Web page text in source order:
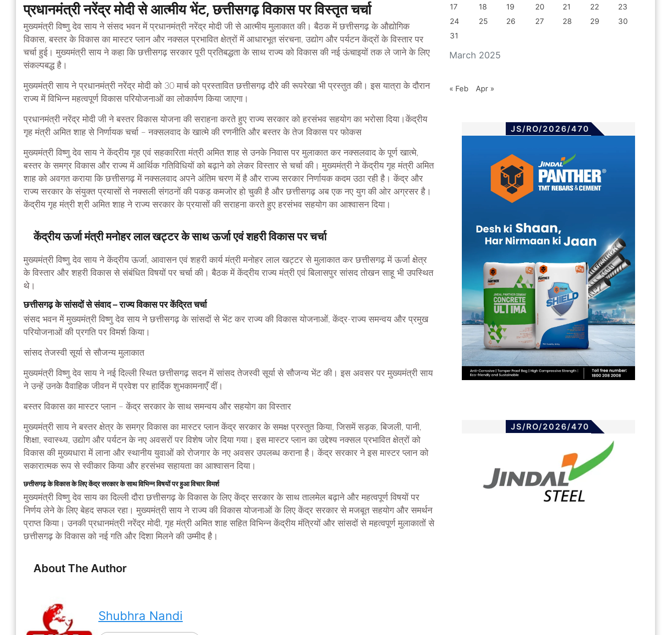
प्रधानमंत्री नरेंद्र मोदी से आत्मीय भेंट, छत्तीसगढ़ विकास पर विस्तृत चर्चा
मुख्यमंत्री विष्णु देव साय ने संसद भवन में प्रधानमंत्री नरेंद्र मोदी जी से आत्मीय मुलाकात की। बैठक में छत्तीसगढ़ के औद्योगिक
विकास, बस्तर के विकास का मास्टर प्लान और नक्सल प्रभावित क्षेत्रों में आधारभूत संरचना, उद्योग और पर्यटन केंद्रों के विस्तार पर
चर्चा हुई। मुख्यमंत्री साय ने कहा कि छत्तीसगढ़ सरकार पूरी प्रतिबद्धता के साथ राज्य को विकास की नई ऊंचाइयों तक ले जाने के लिए
संकल्पबद्ध है।
मुख्यमंत्री साय ने प्रधानमंत्री नरेंद्र मोदी को 30 मार्च को प्रस्तावित छत्तीसगढ़ दौरे की रूपरेखा भी प्रस्तुत की। इस यात्रा के दौरान
राज्य में विभिन्न महत्वपूर्ण विकास परियोजनाओं का लोकार्पण किया जाएगा।
प्रधानमंत्री नरेंद्र मोदी जी ने बस्तर विकास योजना की सराहना करते हुए राज्य सरकार को हरसंभव सहयोग का भरोसा दिया।केंद्रीय
गृह मंत्री अमित शाह से निर्णायक चर्चा – नक्सलवाद के खात्मे की रणनीति और बस्तर के तेज विकास पर फोकस
मुख्यमंत्री विष्णु देव साय ने केंद्रीय गृह एवं सहकारिता मंत्री अमित शाह से उनके निवास पर मुलाकात कर नक्सलवाद के पूर्ण खात्मे,
बस्तर के समग्र विकास और राज्य में आर्थिक गतिविधियों को बढ़ाने को लेकर विस्तार से चर्चा की। मुख्यमंत्री ने केंद्रीय गृह मंत्री अमित
शाह को अवगत कराया कि छत्तीसगढ़ में नक्सलवाद अपने अंतिम चरण में है और राज्य सरकार निर्णायक कदम उठा रही है। केंद्र और
राज्य सरकार के संयुक्त प्रयासों से नक्सली संगठनों की पकड़ कमजोर हो चुकी है और छत्तीसगढ़ अब एक नए युग की ओर अग्रसर है।
केंद्रीय गृह मंत्री श्री अमित शाह ने राज्य सरकार के प्रयासों की सराहना करते हुए हरसंभव सहयोग का आश्वासन दिया।
केंद्रीय ऊर्जा मंत्री मनोहर लाल खट्टर के साथ ऊर्जा एवं शहरी विकास पर चर्चा
मुख्यमंत्री विष्णु देव साय ने केंद्रीय ऊर्जा, आवासन एवं शहरी कार्य मंत्री मनोहर लाल खट्टर से मुलाकात कर छत्तीसगढ़ में ऊर्जा क्षेत्र
के विस्तार और शहरी विकास से संबंधित विषयों पर चर्चा की। बैठक में केंद्रीय राज्य मंत्री एवं बिलासपुर सांसद तोखन साहू भी उपस्थित
थे।
छत्तीसगढ़ के सांसदों से संवाद – राज्य विकास पर केंद्रित चर्चा
संसद भवन में मुख्यमंत्री विष्णु देव साय ने छत्तीसगढ़ के सांसदों से भेंट कर राज्य की विकास योजनाओं, केंद्र-राज्य समन्वय और प्रमुख
परियोजनाओं की प्रगति पर विमर्श किया।
सांसद तेजस्वी सूर्या से सौजन्य मुलाकात
मुख्यमंत्री विष्णु देव साय ने नई दिल्ली स्थित छत्तीसगढ़ सदन में सांसद तेजस्वी सूर्या से सौजन्य भेंट की। इस अवसर पर मुख्यमंत्री साय
ने उन्हें उनके वैवाहिक जीवन में प्रवेश पर हार्दिक शुभकामनाएँ दीं।
बस्तर विकास का मास्टर प्लान – केंद्र सरकार के साथ समन्वय और सहयोग का विस्तार
मुख्यमंत्री साय ने बस्तर क्षेत्र के समग्र विकास का मास्टर प्लान केंद्र सरकार के समक्ष प्रस्तुत किया, जिसमें सड़क, बिजली, पानी,
शिक्षा, स्वास्थ्य, उद्योग और पर्यटन के नए अवसरों पर विशेष जोर दिया गया। इस मास्टर प्लान का उद्देश्य नक्सल प्रभावित क्षेत्रों को
विकास की मुख्यधारा में लाना और स्थानीय युवाओं को रोजगार के नए अवसर उपलब्ध कराना है। केंद्र सरकार ने इस मास्टर प्लान को
सकारात्मक रूप से स्वीकार किया और हरसंभव सहायता का आश्वासन दिया।
छत्तीसगढ़ के विकास के लिए केंद्र सरकार के साथ विभिन्न विषयों पर हुआ विचार विमर्श
मुख्यमंत्री विष्णु देव साय का दिल्ली दौरा छत्तीसगढ़ के विकास के लिए केंद्र सरकार के साथ तालमेल बढ़ाने और महत्वपूर्ण विषयों पर
निर्णय लेने के लिए बेहद सफल रहा। मुख्यमंत्री साय ने राज्य की विकास योजनाओं के लिए केंद्र सरकार से मजबूत सहयोग और समर्थन
प्राप्त किया। उनकी प्रधानमंत्री नरेंद्र मोदी, गृह मंत्री अमित शाह सहित विभिन्न केंद्रीय मंत्रियों और सांसदों से महत्वपूर्ण मुलाकातों से
छत्तीसगढ़ के विकास को नई गति और दिशा मिलने की उम्मीद है।
About The Author
Shubhra Nandi
March 2025
17
18 19 20 21 22
23
24
25 26 27 28 29
30
31
« Feb Apr »
JS/RO/2026/470
JS/RO/2026/470